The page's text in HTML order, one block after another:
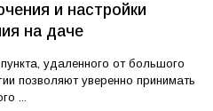
и настройки
на даче
удаленного от большого
позволяют уверенно принимать
...